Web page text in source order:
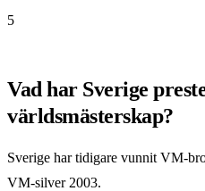
5
Vad har Sverige
världsmästerskap?
Sverige har tidigare vunnit VM-
VM-silver 2003.